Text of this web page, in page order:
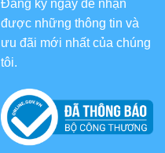
Đăng ký ngay để nhận
được những thông tin và
ưu đãi mới nhất của chúng
tôi.